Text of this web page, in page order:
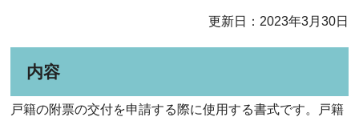
更新日：2023年3月30日
内容
戸籍の附票の交付を申請する際に使用する書式です。戸籍